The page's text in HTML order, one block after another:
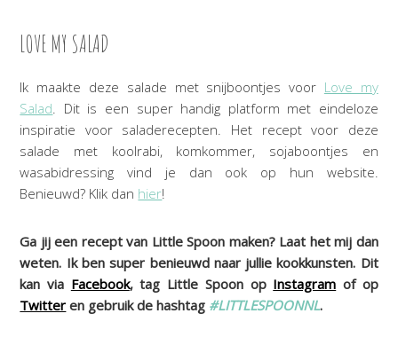
LOVE MY SALAD
Ik maakte deze salade met snijboontjes voor Love my
Salad . Dit is een super handig platform met eindeloze
inspiratie voor saladerecepten. Het recept voor deze
salade met koolrabi, komkommer, sojaboontjes en
wasabidressing vind je dan ook op hun website.
Benieuwd? Klik dan hier!
Ga jij een recept van Little Spoon maken? Laat het mij dan
weten. Ik ben super benieuwd naar jullie kookkunsten. Dit
kan via Facebook, tag Little Spoon op Instagram of op
Twitter en gebruik de hashtag #LITTLESPOONNL.